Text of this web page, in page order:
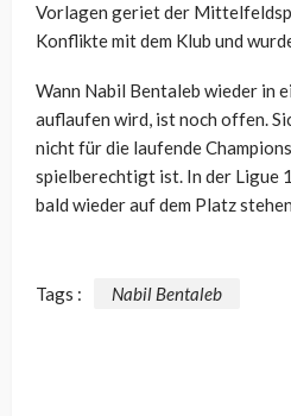
Vorlagen geriet der
Konflikte mit dem Klub und
Wann Nabil Bentaleb wieder in
auflaufen wird, ist noch offen.
nicht für die laufende
spielberechtigt ist. In der Ligue
bald wieder auf dem Platz
Tags : Nabil Bentaleb